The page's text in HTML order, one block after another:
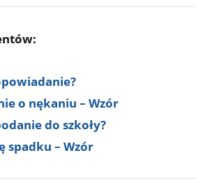
o nękaniu – Wzór
do szkoły?
spadku – Wzór